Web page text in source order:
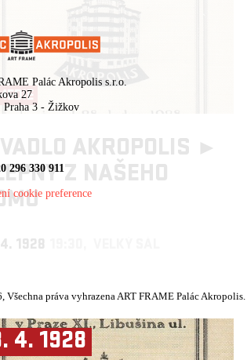
AKROPOLIS ►
Z NAŠEHO
1928
4. 1928
Palác Akropolis s.r.o.
27
Praha 3 - Žižkov
296 330 911
cookie preference
Všechna práva vyhrazena ART FRAME Palác Akropolis.